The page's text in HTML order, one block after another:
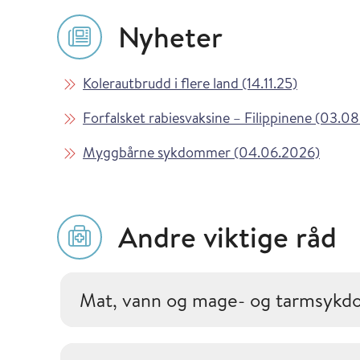
Nyheter
Les mer om
Kolerautbrudd i flere land (14.11.25)i
Les mer om
Forfalsket rabiesvaksine – Filippinene
Les mer om
Myggbårne sykdommer (04.06.2026)i
Andre viktige råd
Mat, vann og mage- og